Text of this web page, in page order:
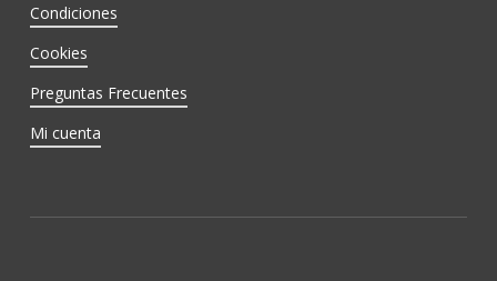
Condiciones
Cookies
Preguntas Frecuentes
Mi cuenta